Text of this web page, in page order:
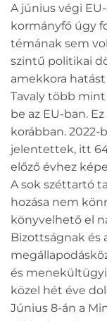
A június végi
kormányfő úgy
témának sem
szintű politikai
amekkora
Tavaly több
be az EU-ban.
korábban. 2022-
jelentettek, itt
előző évhez
A sok széttartó
hozása nem
könyvelhető el
Bizottságnak és
és
közel hét éve
Június 8-án a